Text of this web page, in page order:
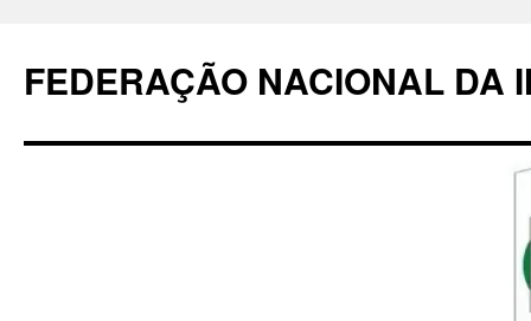
conteúdo
FEDERAÇÃO NACIONAL DA